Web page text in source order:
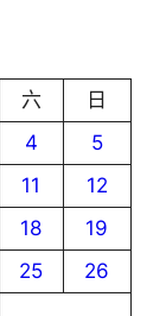
六
日
4
5
11
12
18
19
25
26